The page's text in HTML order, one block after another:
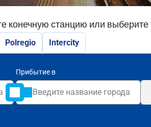
конечную станцию или выберите
Polregio Intercity
Прибытие в